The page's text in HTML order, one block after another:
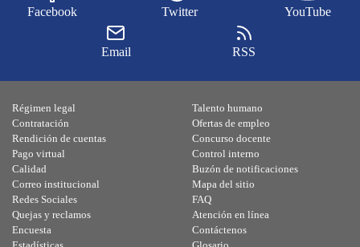
Facebook Twitter YouTube
Email RSS
Régimen legal
Contratación
Rendición de cuentas
Pago virtual
Calidad
Talento humano
Ofertas de empleo
Concurso docente
Control interno
Buzón de notificaciones
Correo institucional
Redes Sociales
Quejas y reclamos
Encuesta
Mapa del sitio
FAQ
Atención en línea
Contáctenos